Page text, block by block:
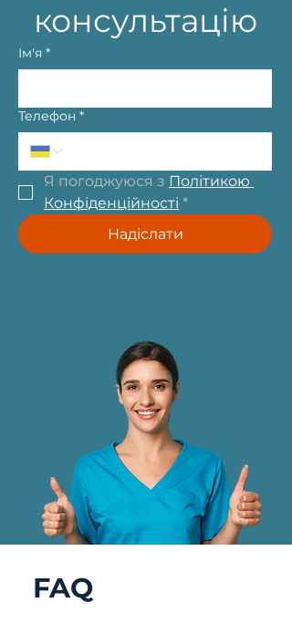
консультацію
Ім'я *
Телефон *
Я погоджуюся з Політикою
Конфіденційності *
Надіслати
FAQ